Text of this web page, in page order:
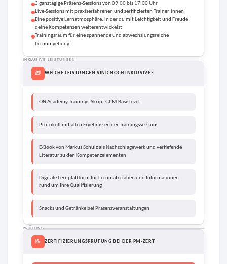
3 ganztägige Präsenz-Sessionsvon 09:00 bis 17:00 Uhr
Live-Sessions mit praxiserfahrenen und zertifizierten Trainer:innen
Eine positive Lernatmosphäre, in der du mit Leichtigkeit und Freude
deine Kompetenzen weiterentwickelst
Trainingsraum für eine spannende und abwechslungsreiche
Lernumgebung
INKLUSIVE LEISTUNGEN
🎁 WELCHE LEISTUNGEN SIND NOCH INKLUSIVE?
ON Academy Trainings-Skript GPM-Basislevel
Protokoll mit allen Ergebnissen der Trainingssessions
E-Book von Markus Schulz als Nachschlagewerk und vertiefende
Literatur zu den Kompetenzelementen
Digitale Lernplattform für Lernmaterialien und Informationen
rund um Ihre Qualifizierung
Snacks und Getränke bei Präsenzveranstaltungen
PRÜFUNG
📝 ZERTIFIZIERUNGSPRÜFUNG BEI DER PM-ZERT